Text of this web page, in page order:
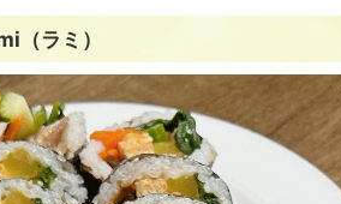
（ラミ）